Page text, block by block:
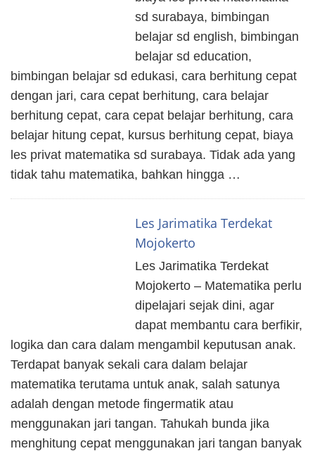
sd surabaya, bimbingan
belajar sd english, bimbingan
belajar sd education,
bimbingan belajar sd edukasi, cara berhitung cepat
dengan jari, cara cepat berhitung, cara belajar
berhitung cepat, cara cepat belajar berhitung, cara
belajar hitung cepat, kursus berhitung cepat, biaya
les privat matematika sd surabaya. Tidak ada yang
tidak tahu matematika, bahkan hingga …
Les Jarimatika Terdekat
Mojokerto
Les Jarimatika Terdekat
Mojokerto – Matematika perlu
dipelajari sejak dini, agar
dapat membantu cara berfikir,
logika dan cara dalam mengambil keputusan anak.
Terdapat banyak sekali cara dalam belajar
matematika terutama untuk anak, salah satunya
adalah dengan metode fingermatik atau
menggunakan jari tangan. Tahukah bunda jika
menghitung cepat menggunakan jari tangan banyak